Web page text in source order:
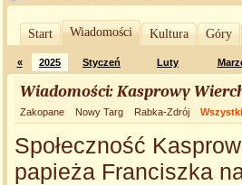
Start Wiadomości Kultura Góry
« 2025 Styczeń Luty
Wiadomości: Kasprowy
Zakopane Nowy Targ Rabka-Zdrój
Społeczność
papieża Franciszka